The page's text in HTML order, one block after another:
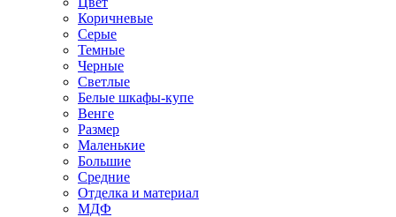
Коричневые
Серые
Темные
Черные
Светлые
Белые шкафы-купе
Венге
Размер
Маленькие
Большие
Средние
Отделка и материал
МДФ